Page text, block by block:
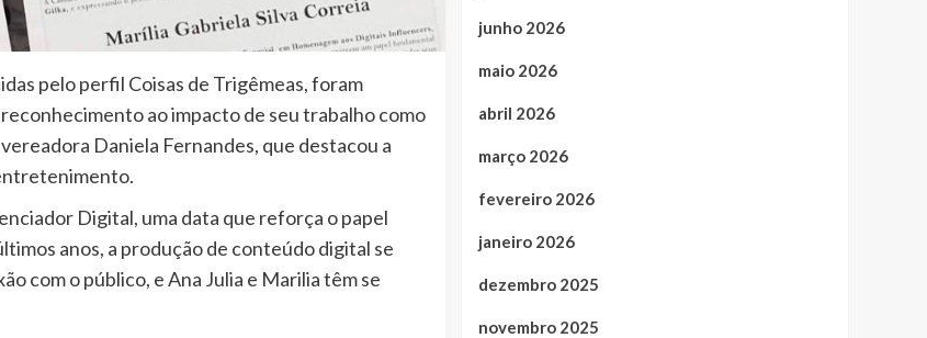
pelo perfil Coisas de Trigêmeas, foram
ao impacto de seu trabalho como
Daniela Fernandes, que destacou a
Digital, uma data que reforça o papel
anos, a produção de conteúdo digital se
com o público, e Ana Julia e Marilia têm se
junho 2026
maio 2026
abril 2026
março 2026
fevereiro 2026
janeiro 2026
dezembro 2025
novembro 2025